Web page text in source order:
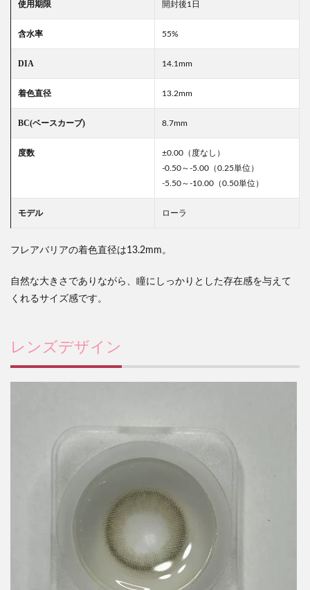
使用期限 開封後1日
含水率 55%
DIA 14.1mm
着色直径 13.2mm
BC(ベースカーブ) 8.7mm
度数
±0.00（度なし）
-0.50～-5.00（0.25単位）
-5.50～-10.00（0.50単位）
モデル ローラ
フレアバリアの着色直径は13.2mm。
自然な大きさでありながら、瞳にしっかりとした存在感を与えて
くれるサイズ感です。
レンズデザイン